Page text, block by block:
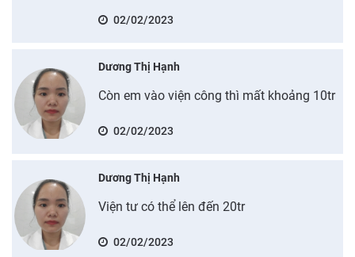
02/02/2023
Dương Thị Hạnh
Còn em vào viện công thì mất khoảng 10tr
02/02/2023
Dương Thị Hạnh
Viện tư có thể lên đến 20tr
02/02/2023